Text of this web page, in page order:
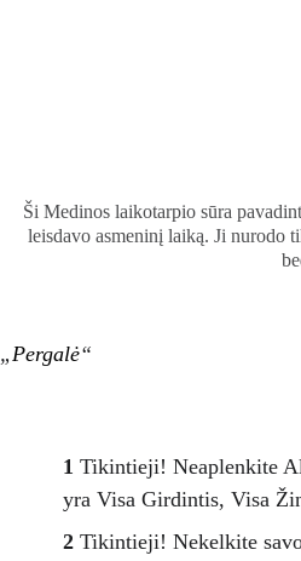
Ši Medinos laikotarpio sūra
leisdavo asmeninį laiką. Ji nurodo
„Pergalė“
1 Tikintieji! Neaplenkite
yra Visa Girdintis, Visa
2 Tikintieji! Nekelkite savo